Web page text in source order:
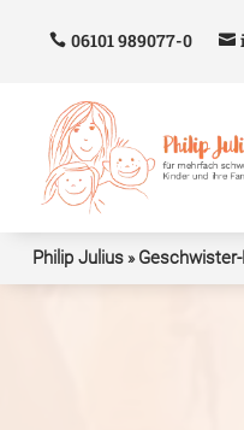
06101 989077-0
Philip Julius»